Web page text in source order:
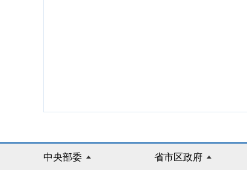
中央部委 省市区政府